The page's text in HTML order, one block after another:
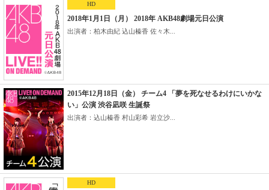
HD
2018年1月1日（月） 2018年 AKB48劇場元日公演
出演者：柏木由紀 込山榛香 佐々木...
2015年12月18日（金） チーム4 「夢を死なせるわけにいかな
い」公演 渋谷凪咲 生誕祭
出演者：込山榛香 村山彩希 岩立沙...
HD